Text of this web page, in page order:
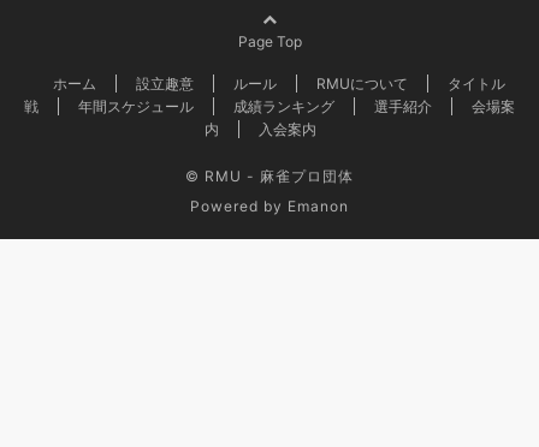
Page Top
ホーム 設立趣意 ルール RMUについて
タイトル
戦
年間スケジュール 成績ランキング 選手紹介
会場案
内
入会案内
© RMU - 麻雀プロ団体
Powered by Emanon